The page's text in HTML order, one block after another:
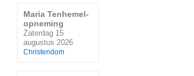
Maria Tenhemel-
opneming
Zaterdag 15
augustus 2026
Christendom